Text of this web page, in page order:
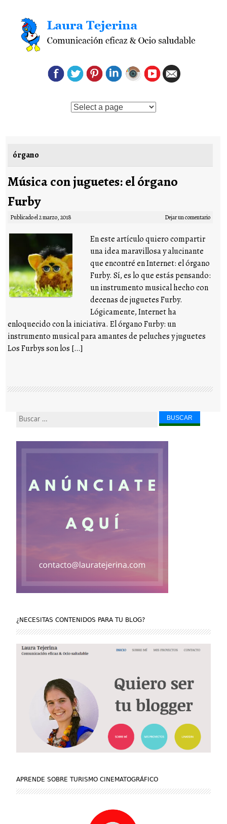
Saltar al contenido
órgano
Música con juguetes: el órgano
Furby
Publicado el2 marzo, 2018 Dejar un comentario
En este artículo quiero compartir
una idea maravillosa y alucinante
que encontré en Internet: el órgano
Furby. Sí, es lo que estás pensando:
un instrumento musical hecho con
decenas de juguetes Furby.
Lógicamente, Internet ha
enloquecido con la iniciativa. El órgano Furby: un
instrumento musical para amantes de peluches y juguetes
Los Furbys son los […]
Buscar...
¿NECESITAS CONTENIDOS PARA TU BLOG?
APRENDE SOBRE TURISMO CINEMATOGRÁFICO